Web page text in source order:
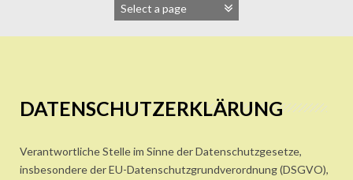
DATENSCHUTZERKLÄRUNG
Verantwortliche Stelle im Sinne der Datenschutzgesetze,
insbesondere der EU-Datenschutzgrundverordnung (DSGVO),